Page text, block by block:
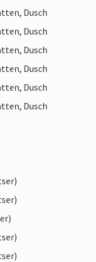
atmosfären i
Dusch
Dusch
Dusch
Dusch
Dusch
Dusch